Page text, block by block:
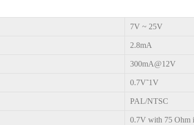
7V ~ 25V
2.8mA
300mA@12V
0.7V˜1V
PAL/NTSC
0.7V with 75 Ohm